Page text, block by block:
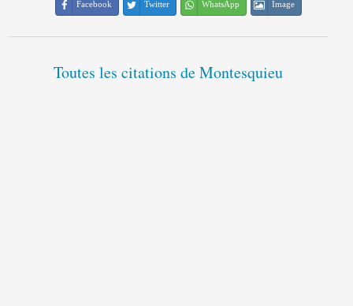
Facebook Twitter WhatsApp Image
Toutes les citations de Montesquieu